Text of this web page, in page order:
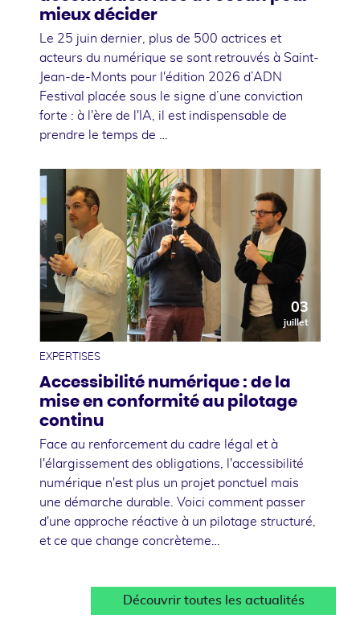
mieux décider
Le 25 juin dernier, plus de 500 actrices et
acteurs du numérique se sont retrouvés à Saint-
Jean-de-Monts pour l'édition 2026 d’ADN
Festival placée sous le signe d’une conviction
forte : à l'ère de l'IA, il est indispensable de
prendre le temps de …
03
juillet
EXPERTISES
Accessibilité numérique : de la
mise en conformité au pilotage
continu
Face au renforcement du cadre légal et à
l'élargissement des obligations, l'accessibilité
numérique n'est plus un projet ponctuel mais
une démarche durable. Voici comment passer
d'une approche réactive à un pilotage structuré,
et ce que change concrèteme…
Découvrir toutes les actualités